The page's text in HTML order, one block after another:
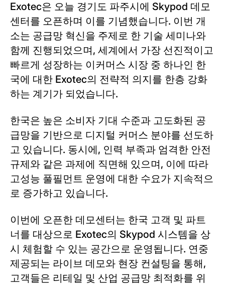
Exotec은 오늘 경기도 파주시에 Skypod 데모
센터를 오픈하며 이를 기념했습니다. 이번 개
소는 공급망 혁신을 주제로 한 기술 세미나와
함께 진행되었으며, 세계에서 가장 선진적이고
빠르게 성장하는 이커머스 시장 중 하나인 한
국에 대한 Exotec의 전략적 의지를 한층 강화
하는 계기가 되었습니다.
한국은 높은 소비자 기대 수준과 고도화된 공
급망을 기반으로 디지털 커머스 분야를 선도하
고 있습니다. 동시에, 인력 부족과 엄격한 안전
규제와 같은 과제에 직면해 있으며, 이에 따라
고성능 풀필먼트 운영에 대한 수요가 지속적으
로 증가하고 있습니다.
이번에 오픈한 데모센터는 한국 고객 및 파트
너를 대상으로 Exotec의 Skypod 시스템을 상
시 체험할 수 있는 공간으로 운영됩니다. 연중
제공되는 라이브 데모와 현장 컨설팅을 통해,
고객들은 리테일 및 산업 공급망 최적화를 위